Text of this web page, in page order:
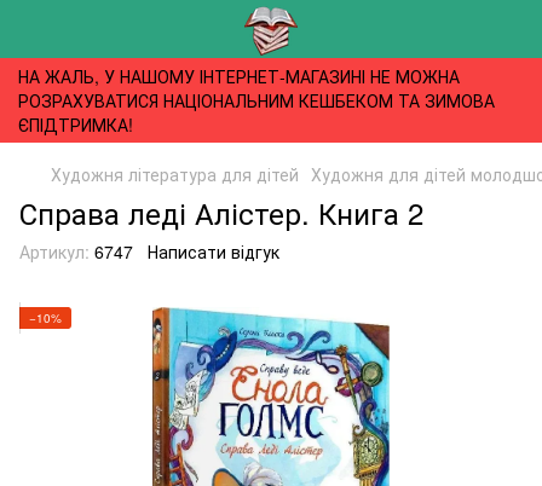
НА ЖАЛЬ, У НАШОМУ ІНТЕРНЕТ-МАГАЗИНІ НЕ МОЖНА
РОЗРАХУВАТИСЯ НАЦІОНАЛЬНИМ КЕШБЕКОМ ТА ЗИМОВА
ЄПІДТРИМКА!
Художня література для дітей Художня для дітей
Справа леді Алістер. Книга 2
Артикул: 6747 Написати відгук
−10%